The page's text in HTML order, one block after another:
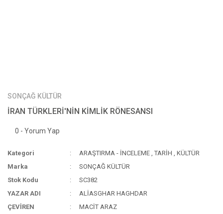
SONÇAĞ KÜLTÜR
İRAN TÜRKLERİ'NİN KİMLİK RÖNESANSI
0 - Yorum Yap
Kategori ARAŞTIRMA - İNCELEME ,TARİH ,KÜLTÜR
Marka
SONÇAĞ KÜLTÜR
Stok Kodu
SC382
YAZAR ADI
ALİASGHAR HAGHDAR
ÇEVİREN
MACİT ARAZ